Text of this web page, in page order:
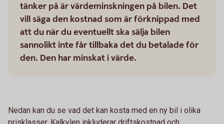
tänker på är värdeminskningen på bilen. Det
vill säga den kostnad som är förknippad med
att du när du eventuellt ska sälja bilen
sannolikt inte får tillbaka det du betalade för
den. Den har minskat i värde.
Nedan kan du se vad det kan kosta med en ny bil i olika